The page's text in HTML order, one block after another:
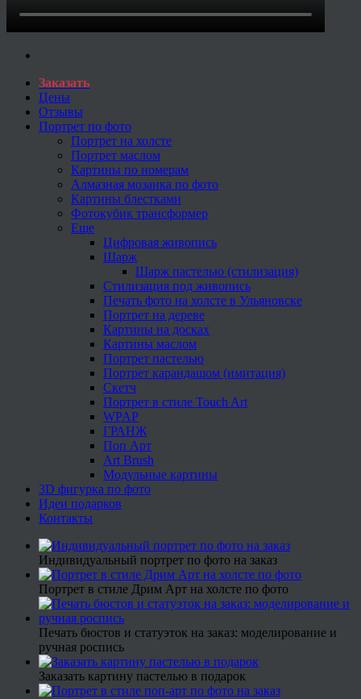
Заказать
Цены
Отзывы
Портрет по фото
Портрет на холсте
Портрет маслом
Картины по номерам
Алмазная мозаика по фото
Картины блестками
Фотокубик трансформер
Еще
Цифровая живопись
Шарж
Шарж пастелью (стилизация)
Стилизация под живопись
Печать фото на холсте в Ульяновске
Портрет на дереве
Картины на досках
Картины маслом
Портрет пастелью
Портрет карандашом (имитация)
Скетч
Портрет в стиле Touch Art
WPAP
ГРАНЖ
Поп Арт
Art Brush
Модульные картины
3D фигурка по фото
Идеи подарков
Контакты
Индивидуальный портрет по фото на заказ
Портрет в стиле Дрим Арт на холсте по фото
Печать бюстов и статуэток на заказ: моделирование и
ручная роспись
Заказать картину пастелью в подарок